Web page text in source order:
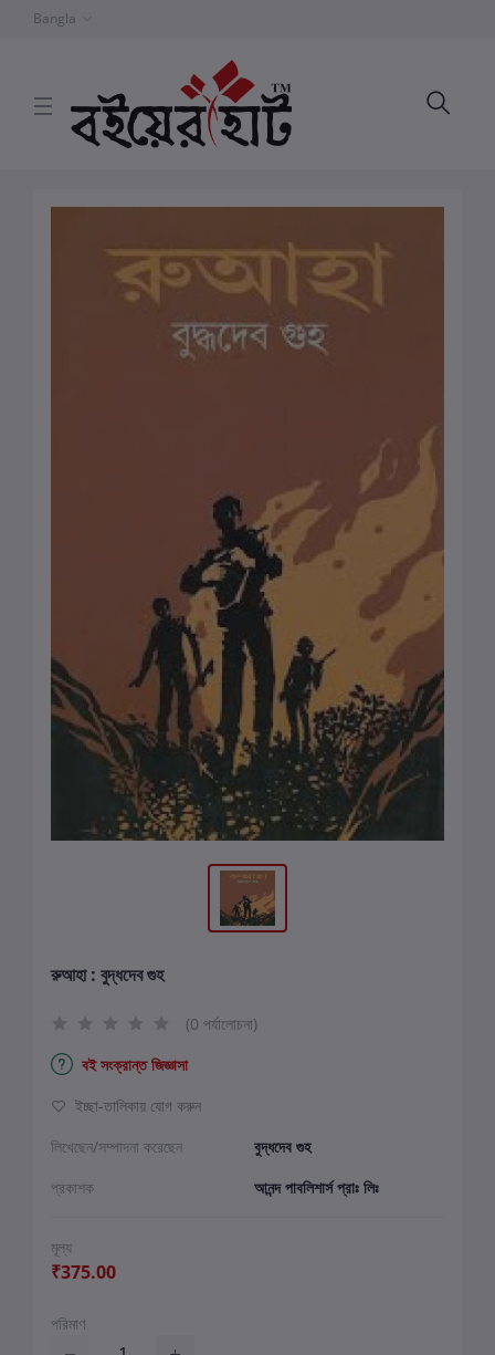
Bangla
রুআহা : বুদ্ধদেব গুহ
(0 পর্যালোচনা)
বই সংক্রান্ত জিজ্ঞাসা
ইচ্ছা-তালিকায় যোগ করুন
লিখেছেন/সম্পাদনা করেছেন
বুদ্ধদেব গুহ
প্রকাশক
আনন্দ পাবলিশার্স প্রাঃ লিঃ
মূল্য
₹375.00
পরিমাণ